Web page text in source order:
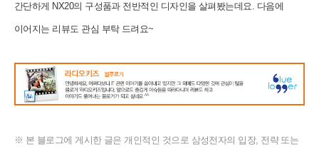
간단하게 NX20의 구성품과 전반적인 디자인을 살펴봤는데요. 다음에
이어지는 리뷰도 관심 부탁 드려요~
※ 본 블로그에 게시한 글은 개인적인 것으로 삼성전자의 입장, 전략 또는